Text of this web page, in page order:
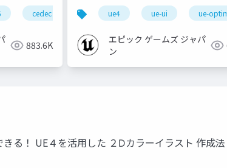
cedec cedec+kyushu
883.6K
ue4 ue-ui ue-
エピック ゲームズ ジャパ
ン
きる！ UE４を活用した ２Ⅾカラーイラスト 作成